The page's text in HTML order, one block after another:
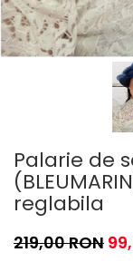
Palarie de
reglabila
219,00 RON